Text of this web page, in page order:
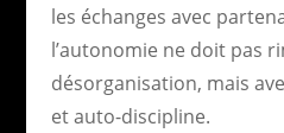
les échanges avec
l’autonomie ne doit pas
désorganisation, mais
et auto-discipline.